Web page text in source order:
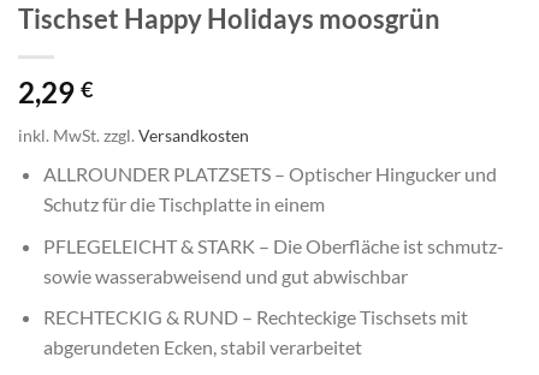
Tischset Happy Holidays moosgrün
2,29 €
inkl. MwSt. zzgl. Versandkosten
ALLROUNDER PLATZSETS – Optischer Hingucker und
Schutz für die Tischplatte in einem
PFLEGELEICHT & STARK – Die Oberfläche ist schmutz-
sowie wasserabweisend und gut abwischbar
RECHTECKIG & RUND – Rechteckige Tischsets mit
abgerundeten Ecken, stabil verarbeitet